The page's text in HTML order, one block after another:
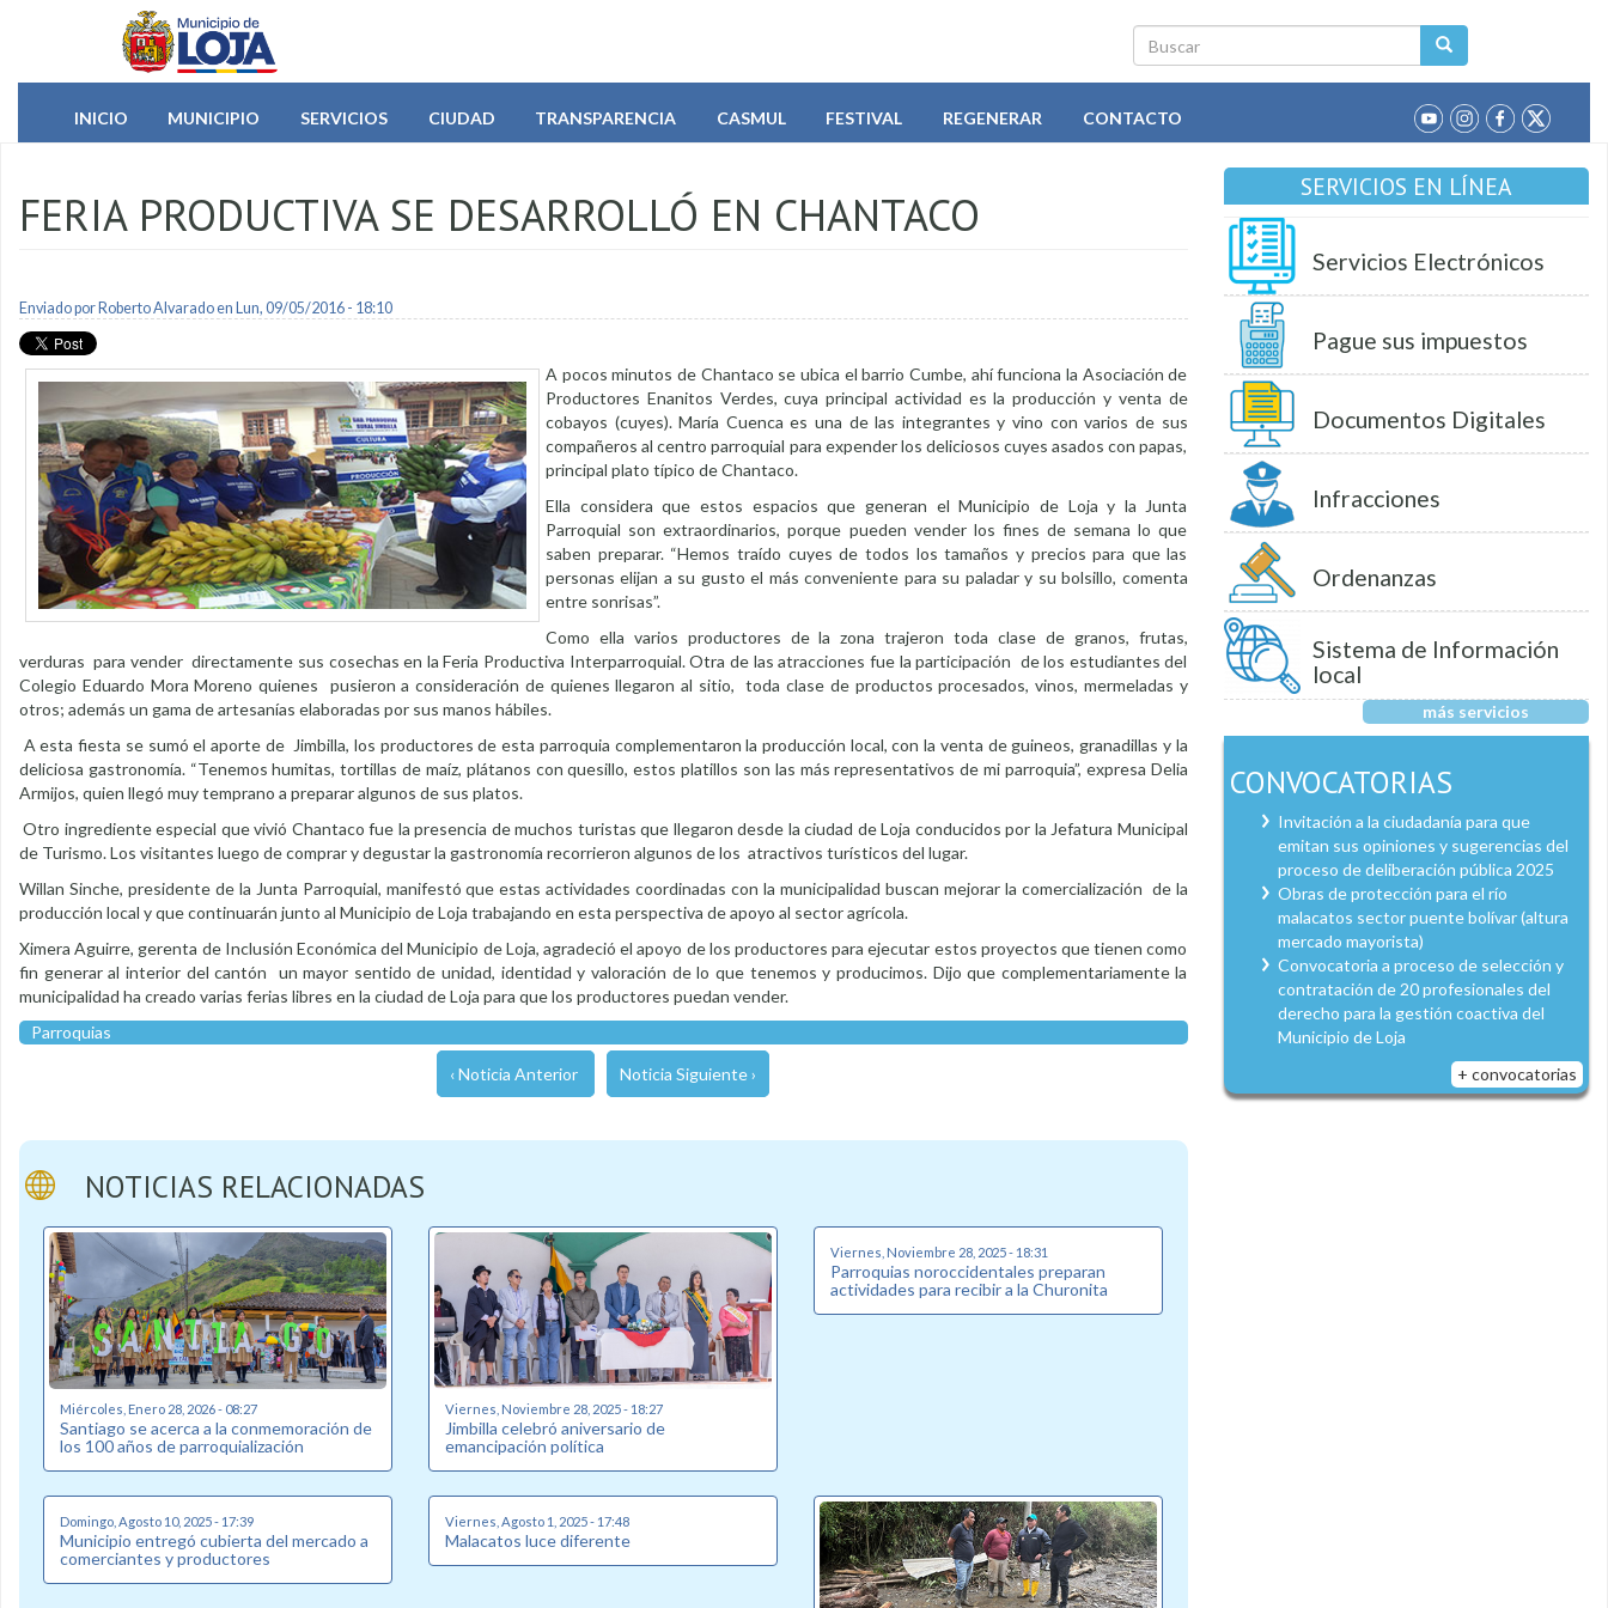
Pasar al contenido principal
Buscar
INICIO
MUNICIPIO SERVICIOS CIUDAD TRANSPARENCIA CASMUL FESTIVAL REGENERAR CONTACTO
FERIA PRODUCTIVA SE DESARROLLÓ EN CHANTACO
Enviado por Roberto Alvaradoen Lun, 09/05/2016 - 18:10
A pocos minutos de Chantaco se ubica el barrio Cumbe, ahí funciona la Asociación de
Productores Enanitos Verdes, cuya principal actividad es la producción y venta de
cobayos (cuyes). María Cuenca es una de las integrantes y vino con varios de sus
compañeros al centro parroquial para expender los deliciosos cuyes asados con papas,
principal plato típico de Chantaco.
Ella considera que estos espacios que generan el Municipio de Loja y la Junta
Parroquial son extraordinarios, porque pueden vender los fines de semana lo que
saben preparar. “Hemos traído cuyes de todos los tamaños y precios para que las
personas elijan a su gusto el más conveniente para su paladar y su bolsillo, comenta
entre sonrisas”.
Como ella varios productores de la zona trajeron toda clase de granos, frutas,
verduras para vender directamente sus cosechas en la Feria Productiva Interparroquial. Otra de las atracciones fue la participación de los estudiantes del
Colegio Eduardo Mora Moreno quienes pusieron a consideración de quienes llegaron al sitio, toda clase de productos procesados, vinos, mermeladas y
otros; además un gama de artesanías elaboradas por sus manos hábiles.
A esta fiesta se sumó el aporte de Jimbilla, los productores de esta parroquia complementaron la producción local, con la venta de guineos, granadillas y la
deliciosa gastronomía. “Tenemos humitas, tortillas de maíz, plátanos con quesillo, estos platillos son las más representativos de mi parroquia”, expresa Delia
Armijos, quien llegó muy temprano a preparar algunos de sus platos.
Otro ingrediente especial que vivió Chantaco fue la presencia de muchos turistas que llegaron desde la ciudad de Loja conducidos por la Jefatura Municipal
de Turismo. Los visitantes luego de comprar y degustar la gastronomía recorrieron algunos de los atractivos turísticos del lugar.
Willan Sinche, presidente de la Junta Parroquial, manifestó que estas actividades coordinadas con la municipalidad buscan mejorar la comercialización de la
producción local y que continuarán junto al Municipio de Loja trabajando en esta perspectiva de apoyo al sector agrícola.
Ximera Aguirre, gerenta de Inclusión Económica del Municipio de Loja, agradeció el apoyo de los productores para ejecutar estos proyectos que tienen como
fin generar al interior del cantón un mayor sentido de unidad, identidad y valoración de lo que tenemos y producimos. Dijo que complementariamente la
municipalidad ha creado varias ferias libres en la ciudad de Loja para que los productores puedan vender.
Parroquias
‹ Noticia Anterior Noticia Siguiente ›
NOTICIAS RELACIONADAS
Miércoles, Enero 28, 2026 - 08:27
Santiago se acerca a la conmemoración de
los 100 años de parroquialización
Viernes, Noviembre 28, 2025 - 18:27
Jimbilla celebró aniversario de
emancipación política
Viernes, Noviembre 28, 2025 - 18:31
Parroquias noroccidentales preparan
actividades para recibir a la Churonita
Domingo, Agosto 10, 2025 - 17:39
Municipio entregó cubierta del mercado a
comerciantes y productores
Viernes, Agosto 1, 2025 - 17:48
Malacatos luce diferente
SERVICIOS EN LÍNEA
Servicios Electrónicos
Pague sus impuestos
Documentos Digitales
Infracciones
Ordenanzas
Sistema de Información
local
más servicios
CONVOCATORIAS
Invitación a la ciudadanía para que
emitan sus opiniones y sugerencias del
proceso de deliberación pública 2025
Obras de protección para el río
malacatos sector puente bolívar (altura
mercado mayorista)
Convocatoria a proceso de selección y
contratación de 20 profesionales del
derecho para la gestión coactiva del
Municipio de Loja
+ convocatorias